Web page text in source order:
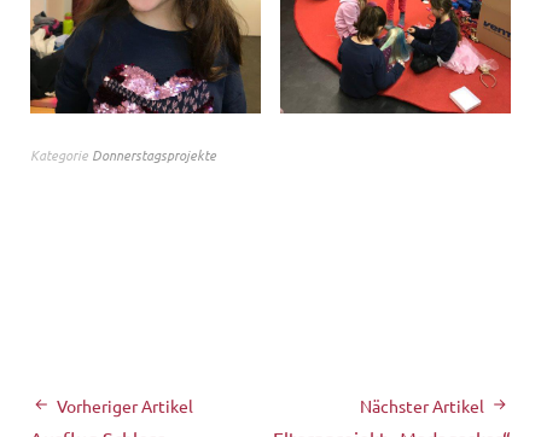
Kategorie Donnerstagsprojekte
Vorheriger Artikel Nächster Artikel